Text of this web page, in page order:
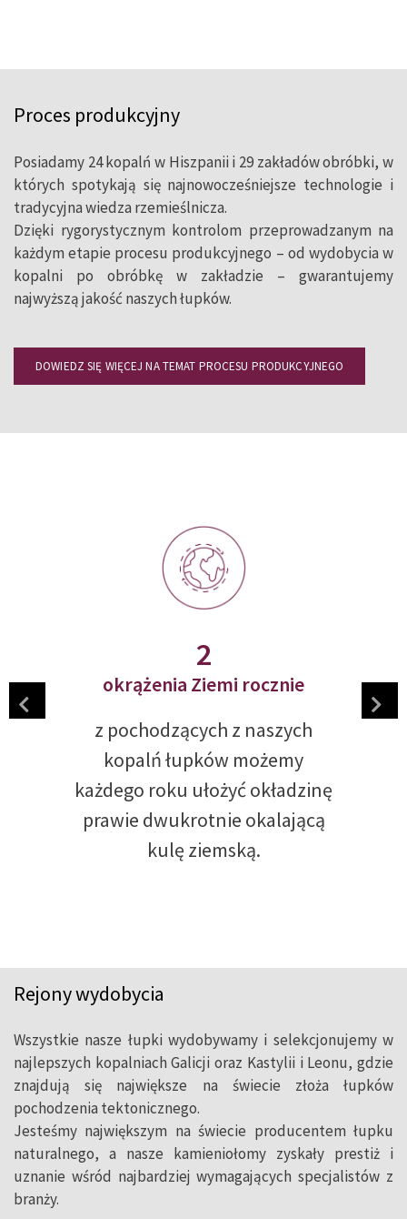
Proces produkcyjny
Posiadamy 24 kopalń w Hiszpanii i 29 zakładów obróbki, w
których spotykają się najnowocześniejsze technologie i
tradycyjna wiedza rzemieślnicza.
Dzięki rygorystycznym kontrolom przeprowadzanym na
każdym etapie procesu produkcyjnego – od wydobycia w
kopalni po obróbkę w zakładzie – gwarantujemy
najwyższą jakość naszych łupków.
DOWIEDZ SIĘ WIĘCEJ NA TEMAT PROCESU PRODUKCYJNEGO
190.000
ton rocznie
nasza roczna produkcja waży
tyle co 19 Wież Eiffla w Paryżu,
164 Statuy Chrystusa
Zbawiciela w Rio de Janeiro
albo 13 Krzywych Wież w Pizie.
Rejony wydobycia
Wszystkie nasze łupki wydobywamy i selekcjonujemy w
najlepszych kopalniach Galicji oraz Kastylii i Leonu, gdzie
znajdują się największe na świecie złoża łupków
pochodzenia tektonicznego.
Jesteśmy największym na świecie producentem łupku
naturalnego, a nasze kamieniołomy zyskały prestiż i
uznanie wśród najbardziej wymagających specjalistów z
branży.